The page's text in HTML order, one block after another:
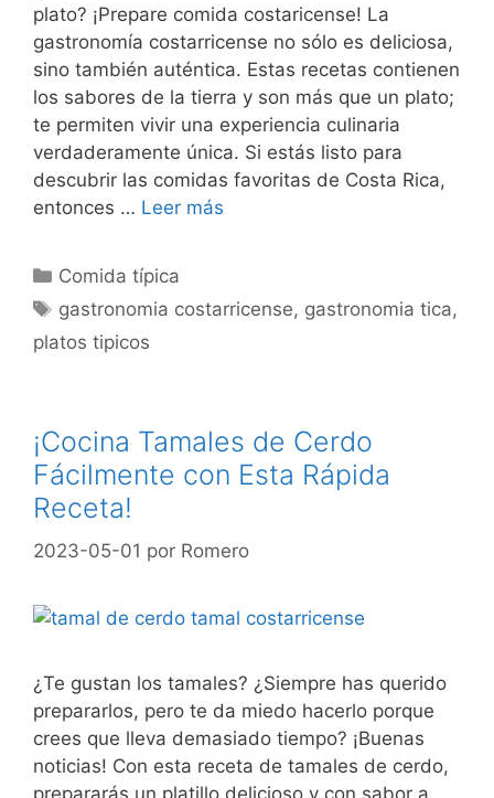
plato? ¡Prepare comida costaricense! La
gastronomía costarricense no sólo es deliciosa,
sino también auténtica. Estas recetas contienen
los sabores de la tierra y son más que un plato;
te permiten vivir una experiencia culinaria
verdaderamente única. Si estás listo para
descubrir las comidas favoritas de Costa Rica,
entonces … Leer más
Categorías
Comida típica
Etiquetas
gastronomia costarricense, gastronomia tica,
platos tipicos
¡Cocina Tamales de Cerdo
Fácilmente con Esta Rápida
Receta!
2023-05-01 por Romero
¿Te gustan los tamales? ¿Siempre has querido
prepararlos, pero te da miedo hacerlo porque
crees que lleva demasiado tiempo? ¡Buenas
noticias! Con esta receta de tamales de cerdo,
prepararás un platillo delicioso y con sabor a